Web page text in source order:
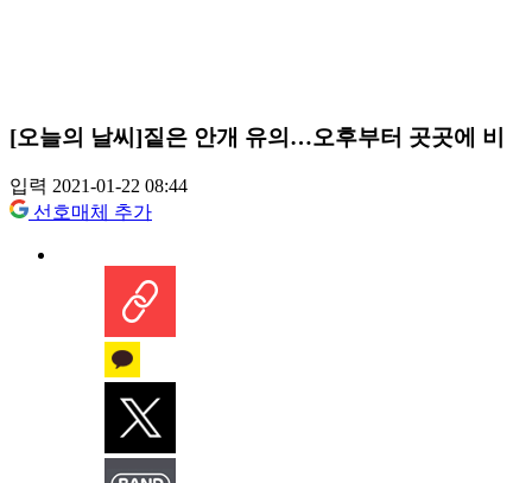
[오늘의 날씨]짙은 안개 유의…오후부터 곳곳에 비
입력 2021-01-22 08:44
선호매체 추가